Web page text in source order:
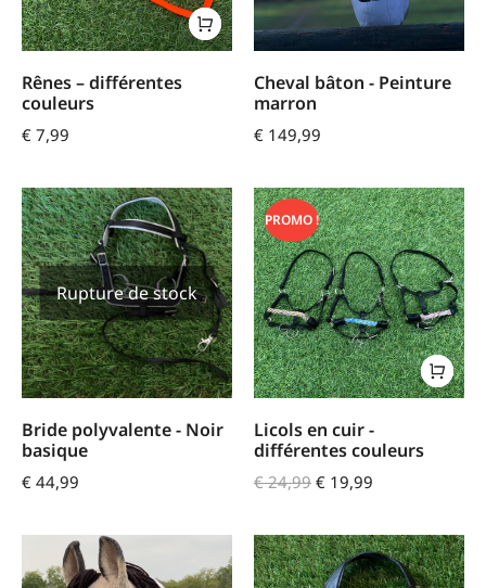
Rênes – différentes
couleurs
€ 7,99
Cheval bâton - Peinture
marron
€ 149,99
Rupture de stock
Bride polyvalente - Noir
basique
€ 44,99
PROMO !
Licols en cuir -
différentes couleurs
€24,99 € 19,99